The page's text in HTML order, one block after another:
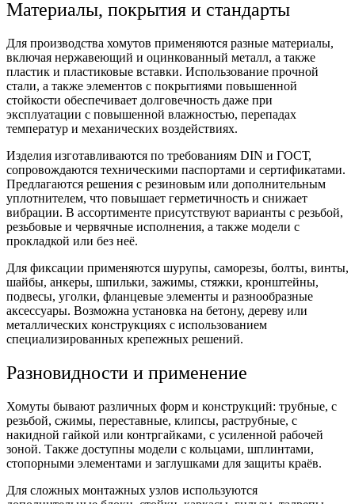
Материалы, покрытия и стандарты
Для производства хомутов применяются разные материалы,
включая нержавеющий и оцинкованный металл, а также
пластик и пластиковые вставки. Использование прочной
стали, а также элементов с покрытиями повышенной
стойкости обеспечивает долговечность даже при
эксплуатации с повышенной влажностью, перепадах
температур и механических воздействиях.
Изделия изготавливаются по требованиям DIN и ГОСТ,
сопровождаются техническими паспортами и сертификатами.
Предлагаются решения с резиновым или дополнительным
уплотнителем, что повышает герметичность и снижает
вибрации. В ассортименте присутствуют варианты с резьбой,
резьбовые и червячные исполнения, а также модели с
прокладкой или без неё.
Для фиксации применяются шурупы, саморезы, болты, винты,
шайбы, анкеры, шпильки, зажимы, стяжки, кронштейны,
подвесы, уголки, фланцевые элементы и разнообразные
аксессуары. Возможна установка на бетону, дереву или
металлических конструкциях с использованием
специализированных крепежных решений.
Разновидности и применение
Хомуты бывают различных форм и конструкций: трубные, с
резьбой, сжимы, переставные, клипсы, раструбные, с
накидной гайкой или контргайками, с усиленной рабочей
зоной. Также доступны модели с кольцами, шплинтами,
стопорными элементами и заглушками для защиты краёв.
Для сложных монтажных узлов используются